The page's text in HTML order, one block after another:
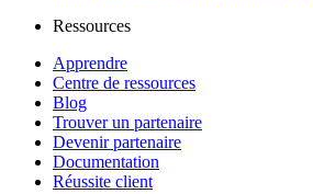
Ressources
Apprendre
Centre de ressources
Blog
Trouver un partenaire
Devenir partenaire
Documentation
Réussite client